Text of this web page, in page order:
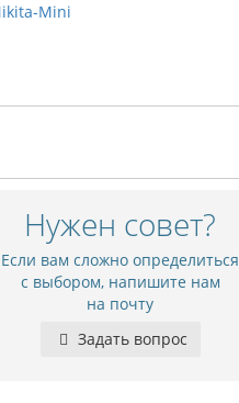
Mini
Нужен совет?
Если вам сложно определиться
с выбором, напишите нам
на почту
Задать вопрос